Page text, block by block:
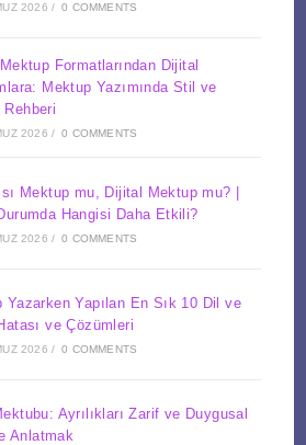
2026 / 0 COMMENTS
Formatlarından Dijital
Mektup Yazımında Stil ve
2026 / 0 COMMENTS
Mektup mu, Dijital Mektup mu? |
Hangisi Daha Etkili?
2026 / 0 COMMENTS
Yazarken Yapılan En Sık 10 Dil ve
ve Çözümleri
2026 / 0 COMMENTS
Ayrılıkları Zarif ve Duygusal
Anlatmak